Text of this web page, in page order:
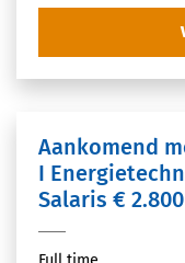
Aankomend monteur kabels & leidingen
I
Salaris €